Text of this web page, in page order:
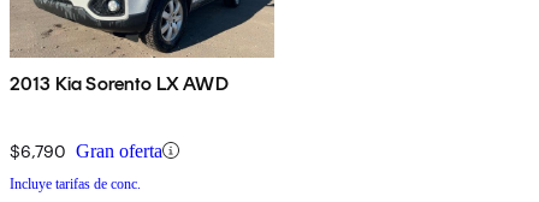
2013 Kia Sorento LX AWD
$6,790 Gran oferta
Incluye tarifas de conc.